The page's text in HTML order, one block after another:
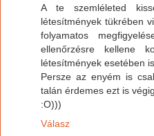
A te szemléleted
létesítmények tükrében
folyamatos
ellenőrzésre kellene
létesítmények esetében is.
Persze az enyém is
talán érdemes ezt is
:O)))
Válasz